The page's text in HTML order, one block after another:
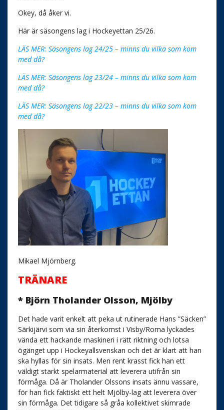
Okey, då åker vi.
Här är säsongens lag i Hockeyettan 25/26.
LÄS MER: Säsongens lag 24/25 – minns du vilka som kom
med då?
LÄS MER: Säsongens lag 23/24 – minns du vilka som kom
med då?
LÄS MER: Säsongens lag 22/23 – minns du vilka som kom
med då?
Mikael Mjörnberg.
TRÄNARE
* Björn Tholander Olsson, Mjölby
Det hade varit enkelt att peka ut rutinerade Hans ”Säcken”
Särkijärvi som via sin återkomst i Visby/Roma lyckades
vända ett hackande maskineri i rätt riktning och lotsa
ögänget upp i Hockeyallsvenskan och det är klart att han
ska hyllas för sin insats. Men rent krasst fick han ett
väldigt starkt spelarmaterial att leverera utifrån sin
förmåga. Då är Tholander Olssons insats ännu vassare,
för han fick faktiskt ett helt Mjölby-lag att leverera över
sin förmåga. Det tidigare så gråa kollektivet skimrade